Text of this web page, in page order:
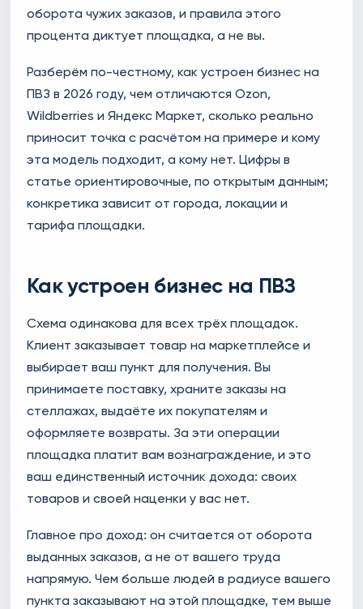
оборота чужих заказов, и правила этого
процента диктует площадка, а не вы.
Разберём по-честному, как устроен бизнес на
ПВЗ в 2026 году, чем отличаются Ozon,
Wildberries и Яндекс Маркет, сколько реально
приносит точка с расчётом на примере и кому
эта модель подходит, а кому нет. Цифры в
статье ориентировочные, по открытым данным;
конкретика зависит от города, локации и
тарифа площадки.
Как устроен бизнес на ПВЗ
Схема одинакова для всех трёх площадок.
Клиент заказывает товар на маркетплейсе и
выбирает ваш пункт для получения. Вы
принимаете поставку, храните заказы на
стеллажах, выдаёте их покупателям и
оформляете возвраты. За эти операции
площадка платит вам вознаграждение, и это
ваш единственный источник дохода: своих
товаров и своей наценки у вас нет.
Главное про доход: он считается от оборота
выданных заказов, а не от вашего труда
напрямую. Чем больше людей в радиусе вашего
пункта заказывают на этой площадке, тем выше